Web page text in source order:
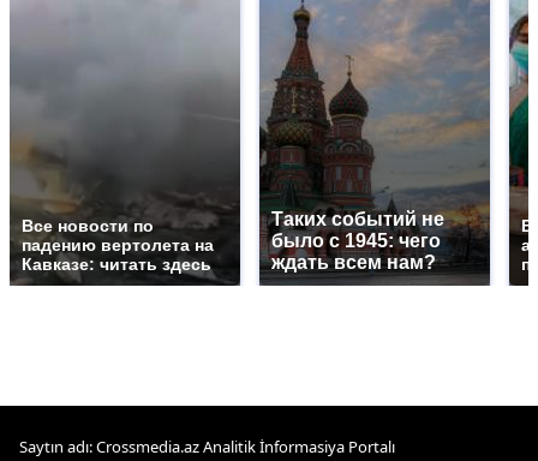
Все новости по
падению вертолета на
Кавказе: читать здесь
Таких событий не
было с 1945: чего
ждать всем нам?
В
Saytın adı: Crossmedia.az Analitik İnformasiya Portalı